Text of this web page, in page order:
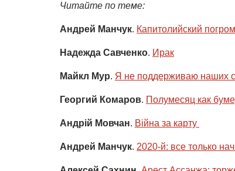
Читайте по теме:
Андрей Манчук. Капитолийский
Надежда Савченко. Ирак
Майкл Мур. Я не поддерживаю наших
Георгий Комаров. Полумесяц как
Андрій Мовчан. Війна за карту
Андрей Манчук. 2020-й: все только